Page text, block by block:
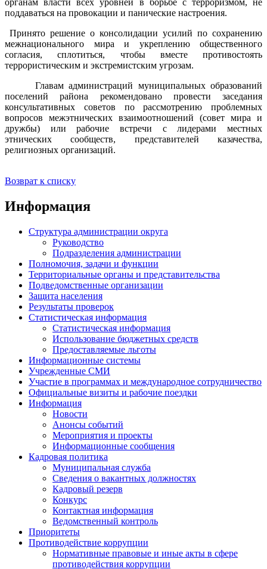
органам власти всех уровней в борьбе с терроризмом, не
поддаваться на провокации и панические настроения.
Принято решение о консолидации усилий по сохранению
межнационального мира и укреплению общественного
согласия, сплотиться, чтобы вместе противостоять
террористическим и экстремистским угрозам.
Главам администраций муниципальных образований
поселений района рекомендовано провести заседания
консультативных советов по рассмотрению проблемных
вопросов межэтнических взаимоотношений (совет мира и
дружбы) или рабочие встречи с лидерами местных
этнических сообществ, представителей казачества,
религиозных организаций.
Возврат к списку
Информация
Структура администрации округа
Руководство
Подразделения администрации
Полномочия, задачи и функции
Территориальные органы и представительства
Подведомственные организации
Защита населения
Результаты проверок
Статистическая информация
Статистическая информация
Использование бюджетных средств
Предоставляемые льготы
Информационные системы
Учрежденные СМИ
Участие в программах и международное сотрудничество
Официальные визиты и рабочие поездки
Информация
Новости
Анонсы событий
Мероприятия и проекты
Информационные сообщения
Кадровая политика
Муниципальная служба
Сведения о вакантных должностях
Кадровый резерв
Конкурс
Контактная информация
Ведомственный контроль
Приоритеты
Противодействие коррупции
Нормативные правовые и иные акты в сфере
противодействия коррупции